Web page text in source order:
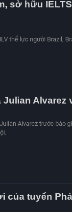
sở hữu
thể lực người Brazil,
Alvarez
Alvarez trước báo
của tuyển